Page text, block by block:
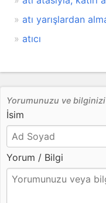
atı yarışlardan
atıcı
Yorumunuzu ve bilginizi
İsim
Yorum / Bilgi